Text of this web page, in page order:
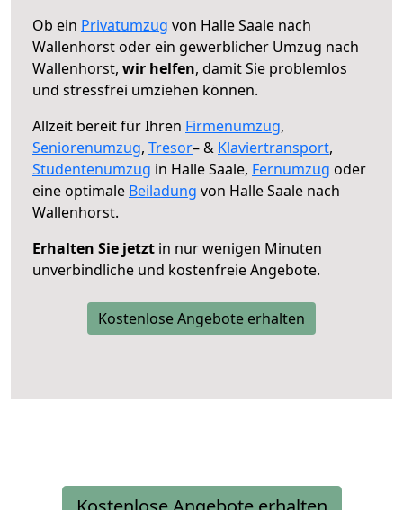
Ob ein Privatumzug von Halle Saale nach
Wallenhorst oder ein gewerblicher Umzug nach
Wallenhorst, wir helfen, damit Sie problemlos
und stressfrei umziehen können.
Allzeit bereit für Ihren Firmenumzug,
Seniorenumzug, Tresor– & Klaviertransport,
Studentenumzug in Halle Saale, Fernumzug oder
eine optimale Beiladung von Halle Saale nach
Wallenhorst.
Erhalten Sie jetzt in nur wenigen Minuten
unverbindliche und kostenfreie Angebote.
Kostenlose Angebote erhalten